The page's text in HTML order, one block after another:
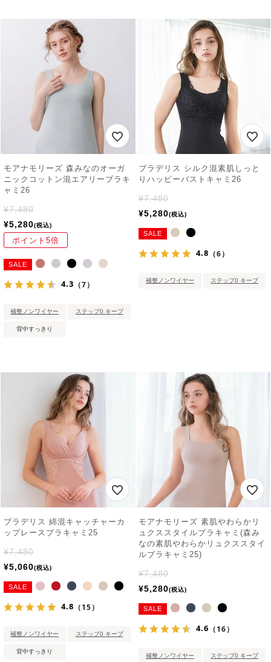
モアナモリーズ 森みなのオーガ
ニックコットン混エアリーブラキ
ャミ26
¥7,480
¥5,280 税込
ポイント5倍
SALE
4.3 （7）
補整ノンワイヤー ステップ0 キープ
背中すっきり
ブラデリス シルク混素肌しっと
りハッピーバストキャミ26
¥7,480
¥5,280 税込
SALE
4.8 （6）
補整ノンワイヤー ステップ0 キープ
ブラデリス 綿混キャッチャーカ
ップレースブラキャミ25
¥7,480
¥5,060 税込
SALE
4.8 （15）
補整ノンワイヤー ステップ0 キープ
背中すっきり
モアナモリーズ 素肌やわらかリ
ュクススタイルブラキャミ(森み
なの素肌やわらかリュクススタイ
ルブラキャミ25)
¥7,480
¥5,280 税込
SALE
4.6 （16）
補整ノンワイヤー ステップ0 キープ